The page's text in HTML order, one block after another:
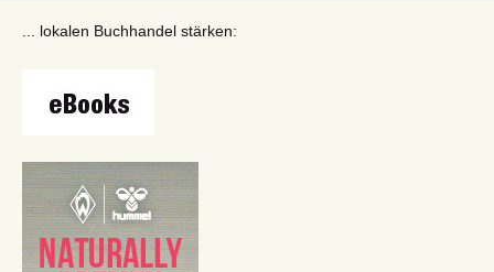
... lokalen Buchhandel stärken: